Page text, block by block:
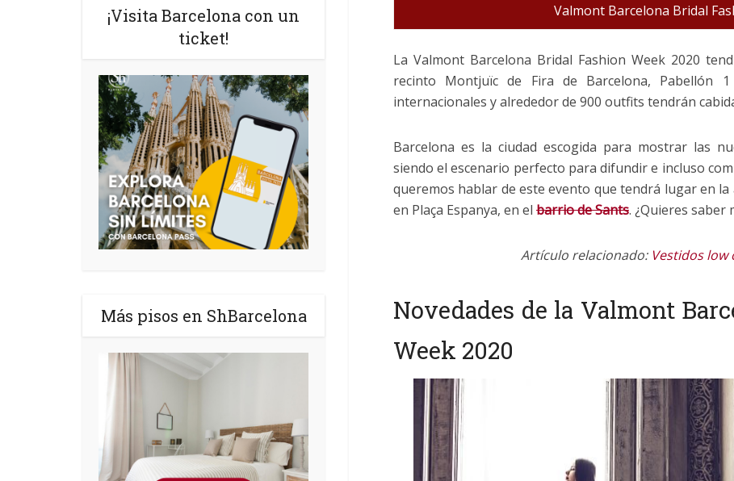
¡Visita Barcelona con un
ticket!
Más pisos en ShBarcelona
Valmont Barcelona Bridal
La Valmont Barcelona Bridal Fashion Week 2020
recinto Montjuïc de Fira de Barcelona, Pabellón
internacionales y alrededor de 900 outfits tendrán
Barcelona es la ciudad escogida para mostrar las
siendo el escenario perfecto para difundir e incluso
queremos hablar de este evento que tendrá lugar en
en Plaça Espanya, en el barrio de Sants. ¿Quieres saber
Artículo relacionado: Vestidos low
Novedades de la Valmont
Week 2020